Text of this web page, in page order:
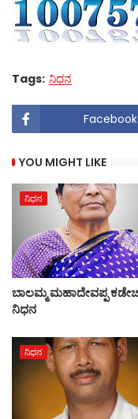
Tags: ನಿಧನ
Facebook
YOU MIGHT LIKE
ನಿಧನ
ಬಾಲಮ್ಮ ಮಹಾದೇವಪ್ಪ
ನಿಧನ
ನಿಧನ